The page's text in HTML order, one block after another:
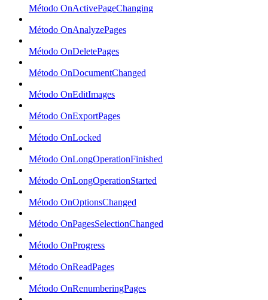
Método OnActivePageChanging
Método OnAnalyzePages
Método OnDeletePages
Método OnDocumentChanged
Método OnEditImages
Método OnExportPages
Método OnLocked
Método OnLongOperationFinished
Método OnLongOperationStarted
Método OnOptionsChanged
Método OnPagesSelectionChanged
Método OnProgress
Método OnReadPages
Método OnRenumberingPages